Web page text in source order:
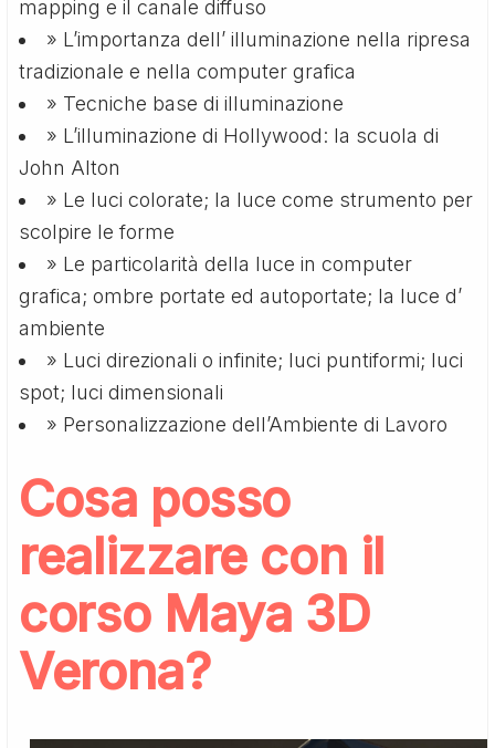
mapping e il canale diffuso
» L’importanza dell’ illuminazione nella ripresa
tradizionale e nella computer grafica
» Tecniche base di illuminazione
» L’illuminazione di Hollywood: la scuola di
John Alton
» Le luci colorate; la luce come strumento per
scolpire le forme
» Le particolarità della luce in computer
grafica; ombre portate ed autoportate; la luce d’
ambiente
» Luci direzionali o infinite; luci puntiformi; luci
spot; luci dimensionali
» Personalizzazione dell’Ambiente di Lavoro
Cosa posso
realizzare con il
corso Maya 3D
Verona?